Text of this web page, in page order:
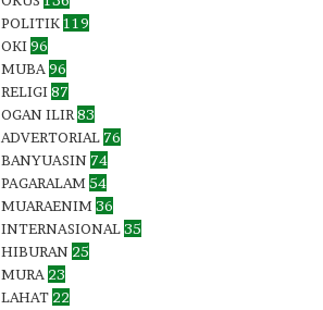
POLITIK119
OKI96
MUBA96
RELIGI87
OGAN ILIR83
ADVERTORIAL 76
BANYUASIN 74
PAGARALAM54
MUARAENIM36
INTERNASIONAL35
HIBURAN 25
MURA 23
LAHAT 22